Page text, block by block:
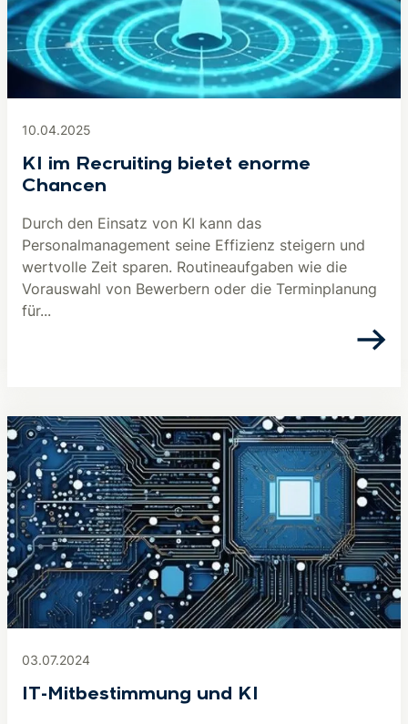
10.04.2025
KI im Recruiting bietet enorme
Chancen
Durch den Einsatz von KI kann das
Personalmanagement seine Effizienz steigern und
wertvolle Zeit sparen. Routineaufgaben wie die
Vorauswahl von Bewerbern oder die Terminplanung
für...
03.07.2024
IT-Mitbestimmung und KI